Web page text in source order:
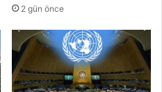
2 gün önce